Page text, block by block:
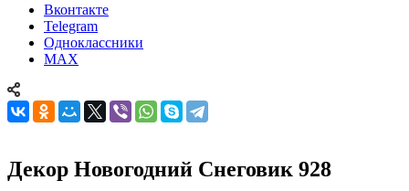
Вконтакте
Telegram
Одноклассники
MAX
Декор Новогодний Снеговик 928